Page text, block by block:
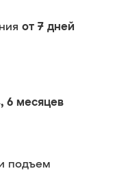
от 7 дней
6 месяцев
подъем